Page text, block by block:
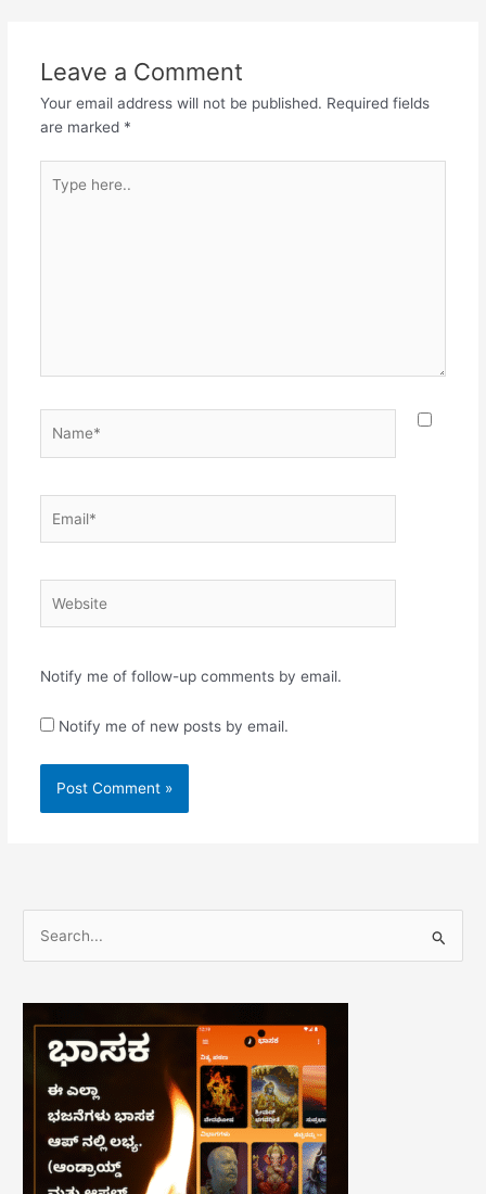
Leave a Comment
Your email address will not be published. Required fields
are marked *
here..
Notify me of follow-up comments by email.
Notify me of new posts by email.